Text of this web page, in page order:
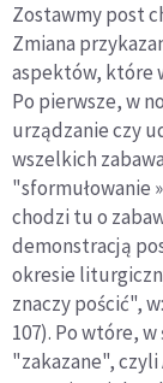
Zostawmy post
Zmiana
aspektów, które
Po pierwsze, w
urządzanie czy
wszelkich
"sformułowanie
chodzi tu o
demonstracją
okresie
znaczy pościć",
107). Po wtóre,
"zakazane",